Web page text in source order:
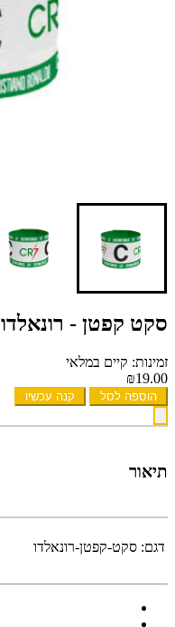
סקט קפטן - רונאלדו
זמינות: קיים במלאי
₪19.00
הוספה לסל קנה עכשיו
תיאור
דגם: סקט-קפטן-רונאלדו